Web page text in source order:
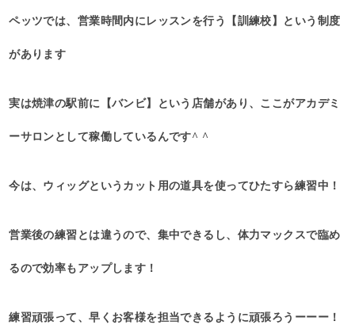
ペッツでは、営業時間内にレッスンを行う【訓練校】という制度
があります
実は焼津の駅前に【バンビ】という店舗があり、ここがアカデミ
ーサロンとして稼働しているんです^ ^
今は、ウィッグというカット用の道具を使ってひたすら練習中！
営業後の練習とは違うので、集中できるし、体力マックスで臨め
るので効率もアップします！
練習頑張って、早くお客様を担当できるように頑張ろうーーー！